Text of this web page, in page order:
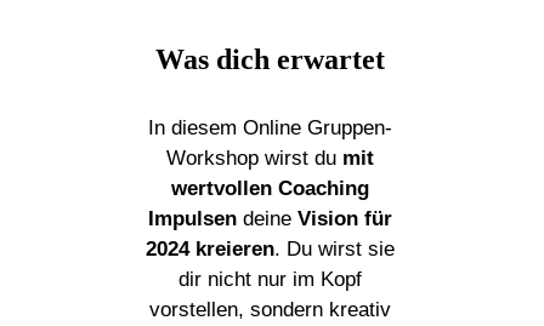
Was dich erwartet
In diesem Online Gruppen-
Workshop wirst du mit
wertvollen Coaching
Impulsendeine Vision für
2024 kreieren. Du wirst sie
dir nicht nur im Kopf
vorstellen, sondern kreativ